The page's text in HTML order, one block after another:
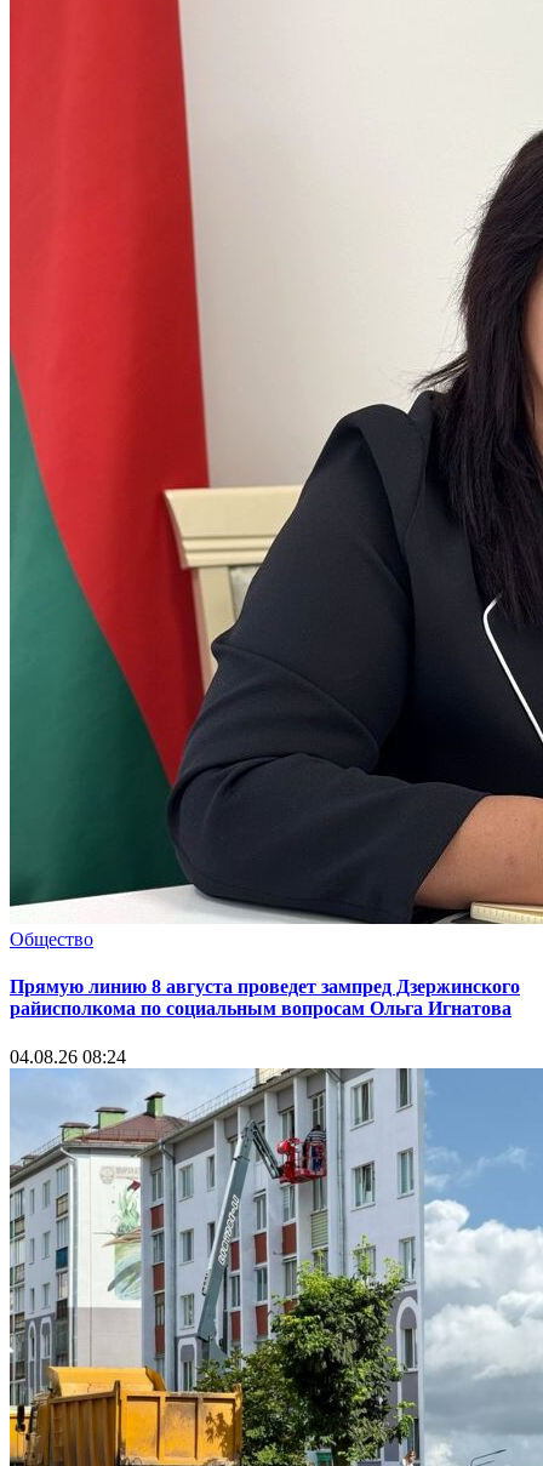
Общество
Прямую линию 8 августа проведет зампред Дзержинского
райисполкома по социальным вопросам Ольга Игнатова
04.08.26 08:24